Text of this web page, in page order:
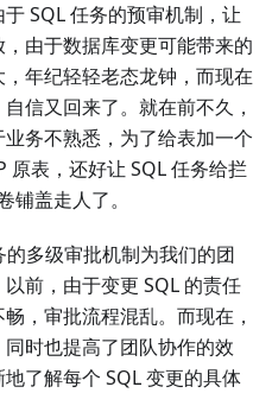
SQL 任务的预审机制，让
由于数据库变更可能带来的
年纪轻轻老态龙钟，而现在
信又回来了。就在前不久，
务不熟悉，为了给表加一个
原表，还好让 SQL 任务给拦
铺盖走人了。
多级审批机制为我们的团
前，由于变更 SQL 的责任
，审批流程混乱。而现在，
时也提高了团队协作的效
了解每个 SQL 变更的具体